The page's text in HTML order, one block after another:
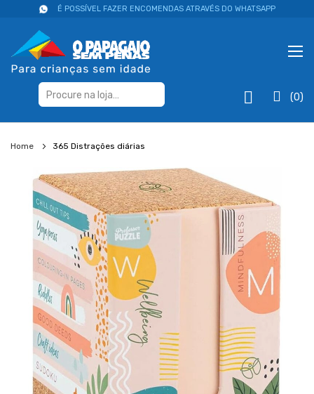
É POSSÍVEL FAZER ENCOMENDAS ATRAVÉS DO WHATSAPP
(0)
Home 365 Distrações diárias
para
galeria
imagens